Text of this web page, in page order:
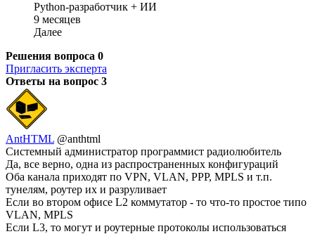
Python-разработчик + ИИ
9 месяцев
Далее
Решения вопроса 0
Пригласить эксперта
Ответы на вопрос 3
AntHTML @anthtml
Системный администратор программист радиолюбитель
Да, все верно, одна из распространенных конфигураций
Оба канала приходят по VPN, VLAN, PPP, MPLS и т.п.
тунелям, роутер их и разруливает
Если во втором офисе L2 коммутатор - то что-то простое типо
VLAN, MPLS
Если L3, то могут и роутерные протоколы использоваться